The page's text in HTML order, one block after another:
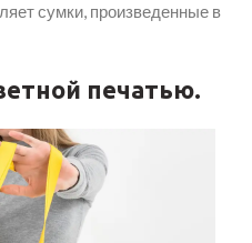
сумки, произведенные в
печатью.